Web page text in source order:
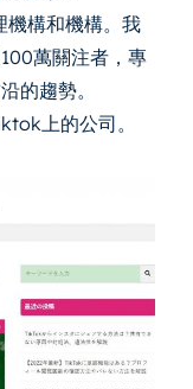
構和機構。我
萬關注者，專
的趨勢。
上的公司。